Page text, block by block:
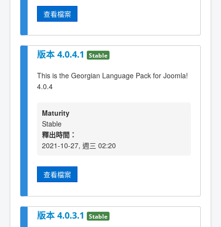
查看檔案
版本 4.0.4.1 Stable
This is the Georgian Language Pack for Joomla!
4.0.4
Maturity
Stable
釋出時間：
2021-10-27, 週三 02:20
查看檔案
版本 4.0.3.1 Stable